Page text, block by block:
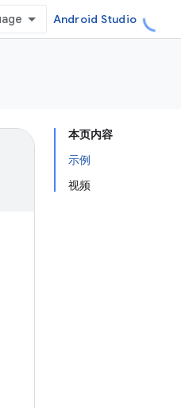
Android Studio
本页内容
示例
视频